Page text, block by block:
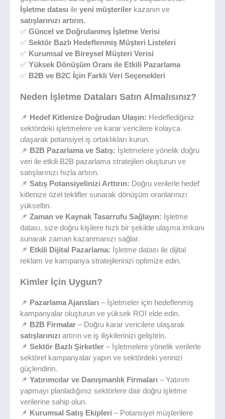
İşletme datası ile yeni müşteriler kazanın ve
satışlarınızı artırın.
✅ Güncel ve Doğrulanmış İşletme Verisi
✅ Sektör Bazlı Hedeflenmiş Müşteri Listeleri
✅ Kurumsal ve Bireysel Müşteri Verisi
✅ Yüksek Dönüşüm Oranı ile Etkili Pazarlama
✅ B2B ve B2C İçin Farklı Veri Seçenekleri
Neden İşletme Dataları Satın Almalısınız?
📌 Hedef Kitlenize Doğrudan Ulaşın: Hedeflediğiniz
sektördeki işletmelere ve karar vericilere kolayca
ulaşarak potansiyel iş ortaklıkları kurun.
📌 B2B Pazarlama ve Satış: İşletmelere yönelik doğru
veri ile etkili B2B pazarlama stratejileri oluşturun ve
satışlarınızı hızla artırın.
📌 Satış Potansiyelinizi Arttırın: Doğru verilerle hedef
kitlenize özel teklifler sunarak dönüşüm oranlarınızı
yükseltin.
📌 Zaman ve Kaynak Tasarrufu Sağlayın: İşletme
datası, size doğru kişilere hızlı bir şekilde ulaşma imkanı
sunarak zaman kazanmanızı sağlar.
📌 Etkili Dijital Pazarlama: İşletme datası ile dijital
reklam ve kampanya stratejilerinizi optimize edin.
Kimler İçin Uygun?
📌 Pazarlama Ajansları – İşletmeler için hedeflenmiş
kampanyalar oluşturun ve yüksek ROI elde edin.
📌 B2B Firmalar – Doğru karar vericilere ulaşarak
satışlarınızı artırın ve iş ilişkilerinizi geliştirin.
📌 Sektör Bazlı Şirketler – İşletmelere yönelik verilerle
sektörel kampanyalar yapın ve sektördeki yerinizi
güçlendirin.
📌 Yatırımcılar ve Danışmanlık Firmaları – Yatırım
yapmayı planladığınız sektörlere dair doğru işletme
verilerine sahip olun.
📌 Kurumsal Satış Ekipleri – Potansiyel müşterilere